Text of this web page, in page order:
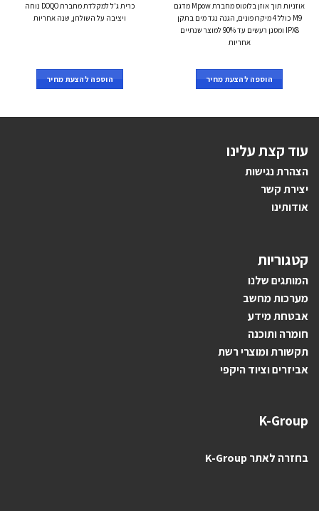
אוזניות תוך אוזן בלוטוס מחברת Mpow מדגם
M9 כולל 4 מיקרופונים, הגנה נגד מים בתקן
IPX8 ומסנן רעשים עד 90% למוצר שנתיים
אחריות
הוספה להצעת מחיר
כרית ג'ל למקלדת מחברת DOQO נוחה
ויציבה על השולחן, שנה אחריות
הוספה להצעת מחיר
עוד קצת עלינו
הצהרת נגישות
יצירת קשר
אודותינו
קטגוריות
המותגים שלנו
מערכות מחשב
אבטחת מידע
חומרה ותוכנה
תקשורת ומוצרי רשת
אביזרים וציוד היקפי
K-Group
בחזרה לאתר K-Group